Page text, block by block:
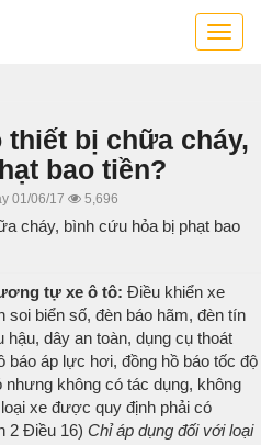
Cẩm
cứu
thông
kỹ
xe
thiết bị chữa cháy,
bao tiền?
01/06/17 5,696
cháy, bình cứu hỏa bị phạt bao
tự xe ô tô: Điều khiển xe
soi biển số, đèn báo hãm, đèn tín
dây an toàn, dụng cụ thoát
báo áp lực hơi, đồng hồ báo tốc độ
không có tác dụng, không
xe được quy định phải có
2 Điều 16) Chỉ áp dụng đối với loại